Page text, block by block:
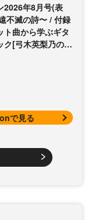
2026年8月号(表
不滅の詩〜 / 付録
ト曲から学ぶギタ
ク[弓木英梨乃の放
で見る